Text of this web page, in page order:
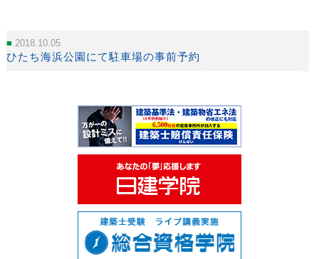
2018.10.05
ひたち海浜公園にて駐車場の事前予約